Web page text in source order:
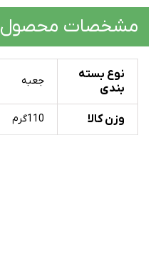
مشخصات محصول
نوع بسته
بندی
جعبه
وزن کالا 110گرم